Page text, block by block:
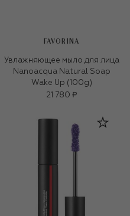
FAVORINA
Увлажняющее мыло для лица
Nanoacqua Natural Soap
Wake Up (100g)
21 780 ₽